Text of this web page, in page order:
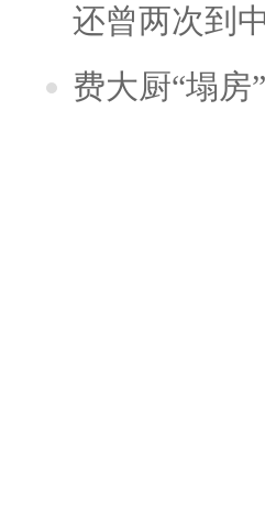
还曾两次到
费大厨“塌房